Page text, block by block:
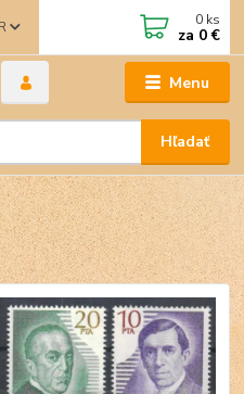
Menu
Hľadať
0 ks
za 0 €